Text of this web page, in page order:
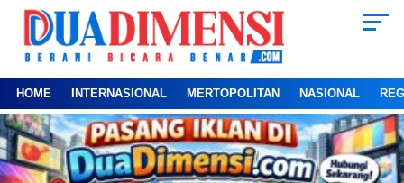
HOME INTERNASIONAL MERTOPOLITAN NASIONAL